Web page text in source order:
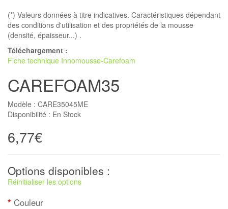
(*) Valeurs données à titre indicatives. Caractéristiques dépendant
des conditions d'utilisation et des propriétés de la mousse
(densité, épaisseur...) .
Téléchargement :
Fiche technique Innomousse-Carefoam
CAREFOAM35
Modèle : CARE35045ME
Disponibilité : En Stock
6,77€
Options disponibles :
Réinitialiser les options
Couleur